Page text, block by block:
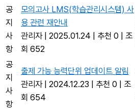
공
지
사
항
모의고사 LMS(학습관리시스템) 사
용 관련 재안내
관리자
2025.01.24 추천 0
조
회 652
공
지
사
항
출제 가능 능력단위 업데이트 알림
관리자
2024.12.23 추천 0
조
회 654